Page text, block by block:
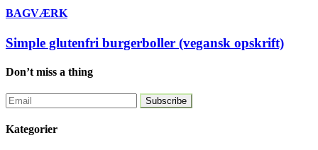
BAGVÆRK
Simple glutenfri burgerboller (vegansk opskrift)
Don’t miss a thing
Kategorier